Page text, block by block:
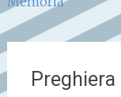
articoli